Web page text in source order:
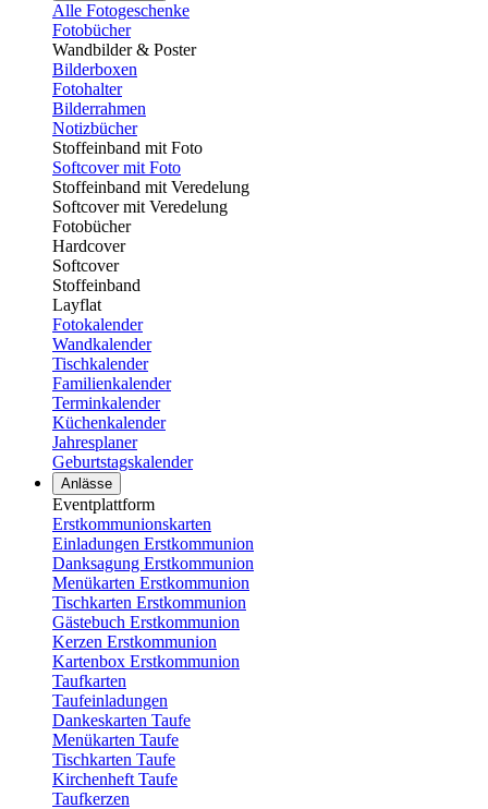
Alle Fotogeschenke
Fotobücher
Wandbilder & Poster
Bilderboxen
Fotohalter
Bilderrahmen
Notizbücher
Stoffeinband mit Foto
Softcover mit Foto
Stoffeinband mit Veredelung
Softcover mit Veredelung
Fotobücher
Hardcover
Softcover
Stoffeinband
Layflat
Fotokalender
Wandkalender
Tischkalender
Familienkalender
Terminkalender
Küchenkalender
Jahresplaner
Geburtstagskalender
Anlässe
Eventplattform
Erstkommunionskarten
Einladungen Erstkommunion
Danksagung Erstkommunion
Menükarten Erstkommunion
Tischkarten Erstkommunion
Gästebuch Erstkommunion
Kerzen Erstkommunion
Kartenbox Erstkommunion
Taufkarten
Taufeinladungen
Dankeskarten Taufe
Menükarten Taufe
Tischkarten Taufe
Kirchenheft Taufe
Taufkerzen